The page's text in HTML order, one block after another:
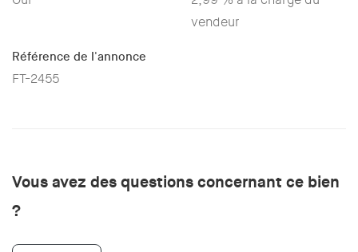
vendeur
Référence de l'annonce
FT-2455
Vous avez des questions concernant ce bien
?